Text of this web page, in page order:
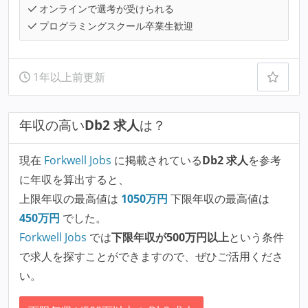
オンラインで選考が受けられる
プログラミングスクール卒業生歓迎
1年以上前更新
年収の高いDb2 求人は？
現在 Forkwell Jobs に掲載されているDb2 求人を参考
に年収を算出すると、
上限年収の最高値は 1050万円 下限年収の最高値は
450万円 でした。
Forkwell Jobs では下限年収が500万円以上という条件
で求人を探すことができますので、ぜひご活用くださ
い。